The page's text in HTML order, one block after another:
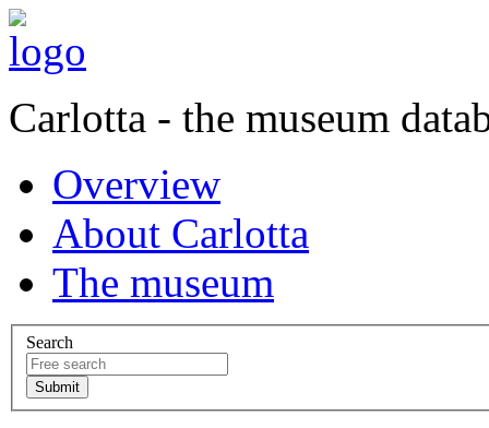
Carlotta - the museum
Overview
About Carlotta
The museum
Search